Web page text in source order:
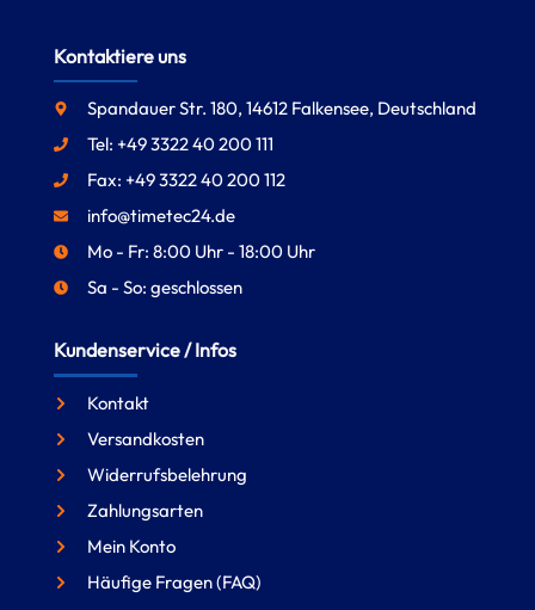
Kontaktiere uns
Spandauer Str. 180, 14612 Falkensee, Deutschland
Tel: +49 3322 40 200 111
Fax: +49 3322 40 200 112
info@timetec24.de
Mo - Fr: 8:00 Uhr - 18:00 Uhr
Sa - So: geschlossen
Kundenservice / Infos
Kontakt
Versandkosten
Widerrufsbelehrung
Zahlungsarten
Mein Konto
Häufige Fragen (FAQ)